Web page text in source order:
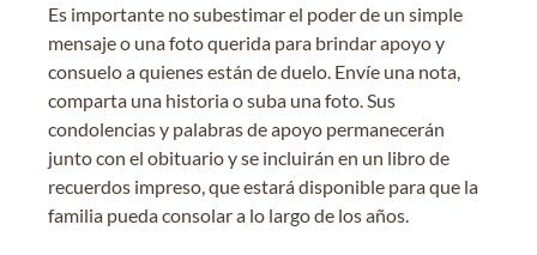
Es importante no subestimar el poder de un simple
mensaje o una foto querida para brindar apoyo y
consuelo a quienes están de duelo. Envíe una nota,
comparta una historia o suba una foto. Sus
condolencias y palabras de apoyo permanecerán
junto con el obituario y se incluirán en un libro de
recuerdos impreso, que estará disponible para que la
familia pueda consolar a lo largo de los años.